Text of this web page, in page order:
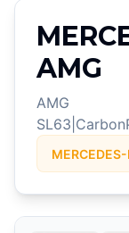
AMG
AMG